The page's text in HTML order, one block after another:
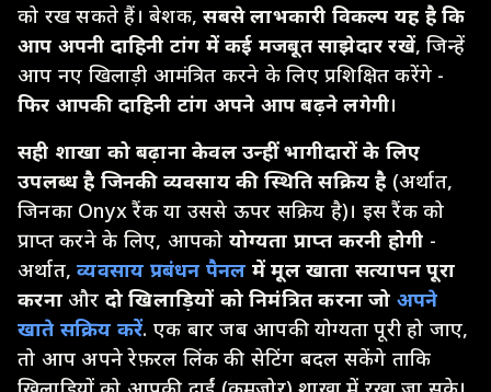
को रख सकते हैं। बेशक,सबसे लाभकारी विकल्प यह है कि
आप अपनी दाहिनी टांग में कई मजबूत साझेदार रखें, जिन्हें
आप नए खिलाड़ी आमंत्रित करने के लिए प्रशिक्षित करेंगे -
फिर आपकी दाहिनी टांग अपने आप बढ़ने लगेगी।
सही शाखा को बढ़ाना केवल उन्हीं भागीदारों के लिए
उपलब्ध है जिनकी व्यवसाय की स्थिति सक्रिय है (अर्थात,
जिनका Onyx रैंक या उससे ऊपर सक्रिय है)। इस रैंक को
प्राप्त करने के लिए, आपको योग्यता प्राप्त करनी होगी -
अर्थात,व्यवसाय प्रबंधन पैनल में मूल खाता सत्यापन पूरा
करनाऔर दो खिलाड़ियों को निमंत्रित करना जो अपने
खाते सक्रिय करें. एक बार जब आपकी योग्यता पूरी हो जाए,
तो आप अपने रेफ़रल लिंक की सेटिंग बदल सकेंगे ताकि